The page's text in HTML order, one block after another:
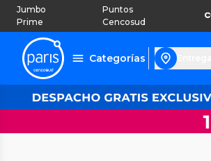
Jumbo
Prime
Puntos
Cencosud
Categorías